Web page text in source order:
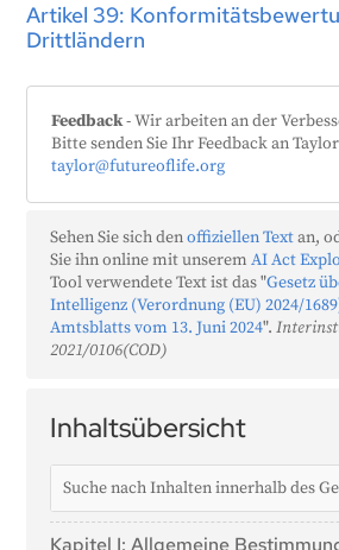
Inhaltsübersicht
Kapitel I: Allgemeine
Artikel 39:
Drittländern
Feedback- Wir arbeiten an der
Bitte senden Sie Ihr Feedback an
taylor@futureoflife.org
Sehen Sie sich denoffiziellen Textan,
Sie ihn online mit unseremAI Act
Tool verwendete Text ist das "Gesetz
Intelligenz (Verordnung (EU) 2024/
Amtsblatts vom 13. Juni 2024".
2021/0106(COD)